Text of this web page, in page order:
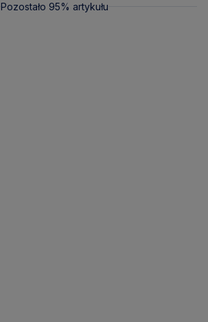
Pozostało 95% artykułu